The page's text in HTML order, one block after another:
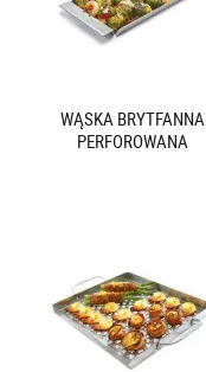
WĄSKA BRYTFANNA
PERFOROWANA